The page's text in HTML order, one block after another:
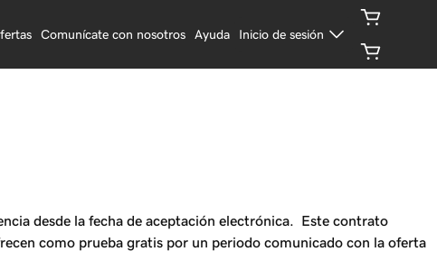
Comunícate con nosotros Ayuda Inicio de sesión
desde la fecha de aceptación electrónica. Este contrato
como prueba gratis por un periodo comunicado con la oferta